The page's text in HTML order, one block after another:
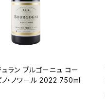
ュラン ブルゴーニュ コー
ノ・ノワール 2022 750ml